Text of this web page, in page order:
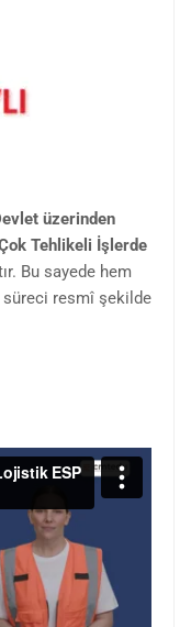
üzerinden
Tehlikeli İşlerde
Bu sayede hem
süreci resmî şekilde